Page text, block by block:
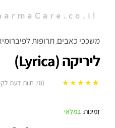
משככי כאבים,תרופות
ליריקה (Lyrica)
על דירוגים של
78חוות דעת לקוח)
זְמִינוּת:בִּמלַאִי